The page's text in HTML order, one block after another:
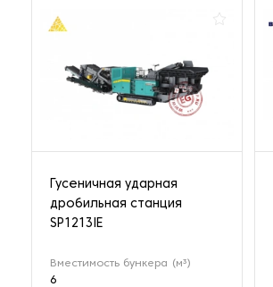
Гусеничная ударная
дробильная станция
SP1213IE
Вместимость бункера (м³)
6